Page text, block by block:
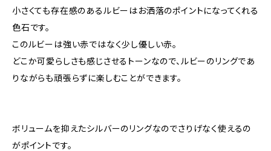
小さくても存在感のあるルビーはお洒落のポイントになってくれる
色石です。
このルビーは強い赤ではなく少し優しい赤。
どこか可愛らしさも感じさせるトーンなので、ルビーのリングであ
りながらも頑張らずに楽しむことができます。
ボリュームを抑えたシルバーのリングなのでさりげなく使えるの
がポイントです。